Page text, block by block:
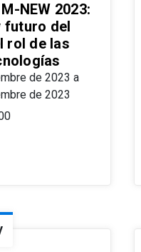
NEW 2023:
futuro del
rol de las
de 2023 a
de 2023